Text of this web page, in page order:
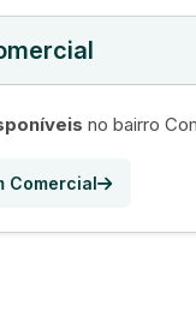
no bairro
Comercial